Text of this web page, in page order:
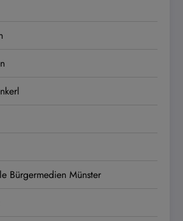
Bürgermedien Münster